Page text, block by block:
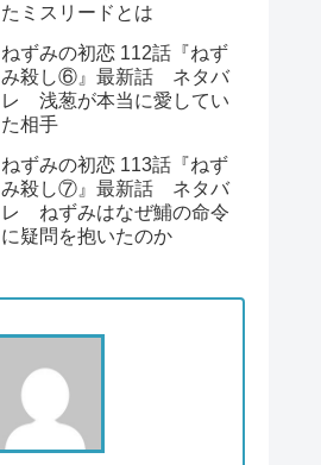
たミスリードとは
ねずみの初恋 112話『ねず
み殺し⑥』最新話 ネタバ
レ 浅葱が本当に愛してい
た相手
ねずみの初恋 113話『ねず
み殺し⑦』最新話 ネタバ
レ ねずみはなぜ鯆の命令
に疑問を抱いたのか